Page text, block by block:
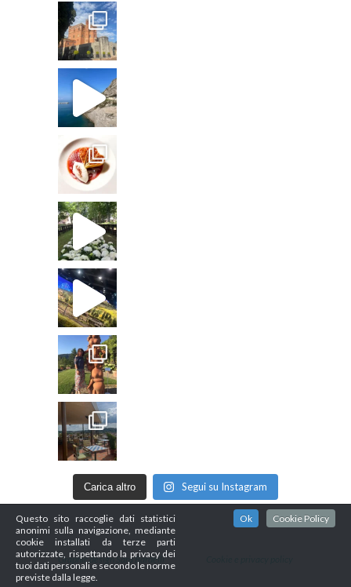
Carica altro Segui su Instagram
Graphic design Sara Bardelli
Questo sito raccoglie dati statistici
anonimi sulla navigazione, mediante
cookie installati da terze parti
autorizzate, rispettando la privacy dei
tuoi dati personali e secondo le norme
previste dalla legge.
Ok Cookie Policy